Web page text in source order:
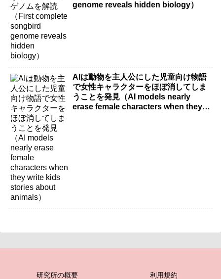
genome reveals hidden biology）
AIは動物を主人公にした児童向け物語
で女性キャラクターをほぼ消してしま
うことを発見（AI models nearly
erase female characters when they
研究所の概要 利用規約